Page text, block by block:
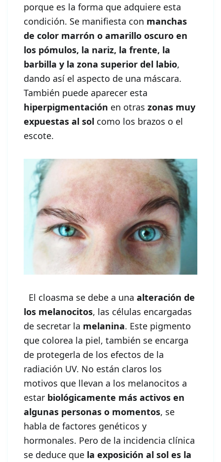
porque es la forma que adquiere esta
condición. Se manifiesta con manchas
de color marrón o amarillo oscuro en
los pómulos, la nariz, la frente, la
barbilla y la zona superior del labio,
dando así el aspecto de una máscara.
También puede aparecer esta
hiperpigmentación en otras zonas muy
expuestas al sol como los brazos o el
escote.
El cloasma se debe a una alteración de
los melanocitos, las células encargadas
de secretar la melanina. Este pigmento
que colorea la piel, también se encarga
de protegerla de los efectos de la
radiación UV. No están claros los
motivos que llevan a los melanocitos a
estar biológicamente más activos en
algunas personas o momentos, se
habla de factores genéticos y
hormonales. Pero de la incidencia clínica
se deduce que la exposición al sol es la